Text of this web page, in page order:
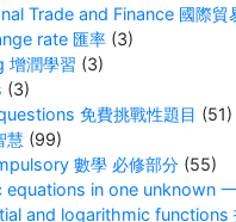
Trade and Finance 國際貿
rate 匯率 (3)
增潤學習 (3)
(3)
免費挑戰性題目 (51)
慧 (99)
數學 必修部分 (55)
equations in one unknown
and logarithmic functions